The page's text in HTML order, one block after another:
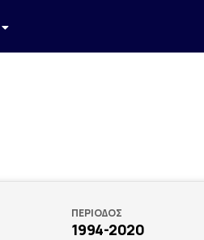
ΠΕΡΙΟΔΟΣ
1994-2020